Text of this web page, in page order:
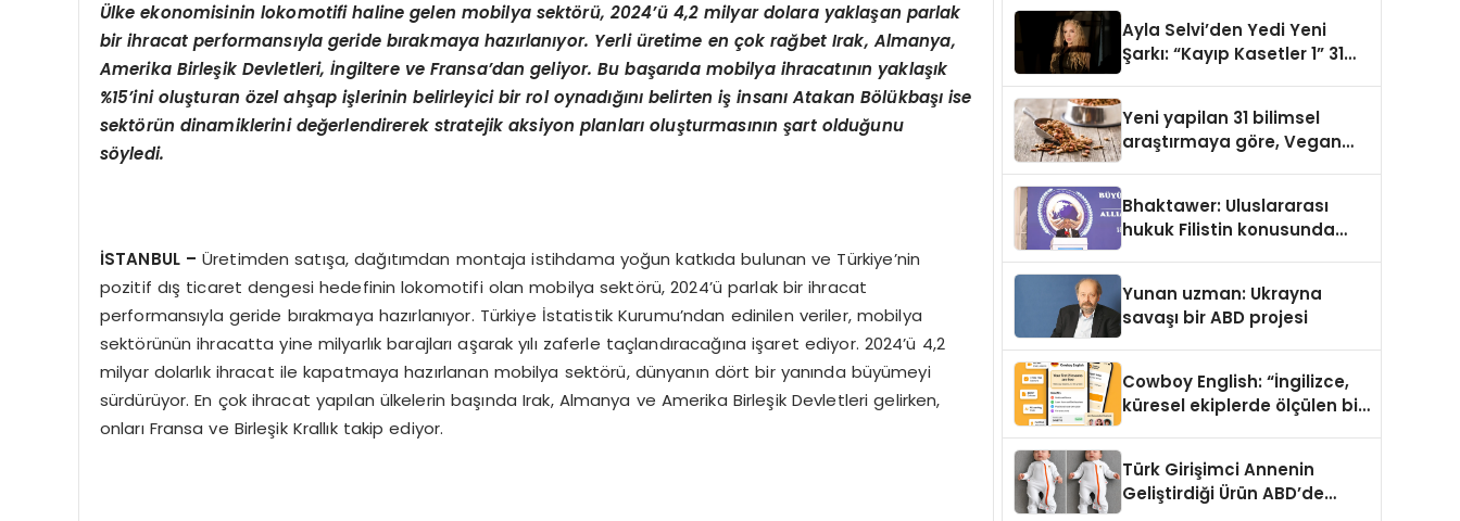
Ülke ekonomisinin lokomotifi haline gelen mobilya sektörü, 2024’ü 4,2 milyar dolara yaklaşan parlak
bir ihracat performansıyla geride bırakmaya hazırlanıyor. Yerli üretime en çok rağbet Irak, Almanya,
Amerika Birleşik Devletleri, İngiltere ve Fransa’dan geliyor. Bu başarıda mobilya ihracatının yaklaşık
%15’ini oluşturan özel ahşap işlerinin belirleyici bir rol oynadığını belirten iş insanı Atakan Bölükbaşı ise
sektörün dinamiklerini değerlendirerek stratejik aksiyon planları oluşturmasının şart olduğunu
söyledi.
İSTANBUL – Üretimden satışa, dağıtımdan montaja istihdama yoğun katkıda bulunan ve Türkiye’nin
pozitif dış ticaret dengesi hedefinin lokomotifi olan mobilya sektörü, 2024’ü parlak bir ihracat
performansıyla geride bırakmaya hazırlanıyor. Türkiye İstatistik Kurumu’ndan edinilen veriler, mobilya
sektörünün ihracatta yine milyarlık barajları aşarak yılı zaferle taçlandıracağına işaret ediyor. 2024’ü 4,2
milyar dolarlık ihracat ile kapatmaya hazırlanan mobilya sektörü, dünyanın dört bir yanında büyümeyi
sürdürüyor. En çok ihracat yapılan ülkelerin başında Irak, Almanya ve Amerika Birleşik Devletleri gelirken,
onları Fransa ve Birleşik Krallık takip ediyor.
Ayla Selvi’den Yedi Yeni
Şarkı: “Kayıp Kasetler 1” 31
Yeni yapilan 31 bilimsel
araştırmaya göre, Vegan
Sindirildiğini Ortaya Koydu
Bhaktawer: Uluslararası
hukuk Filistin konusunda
Yunan uzman: Ukrayna
savaşı bir ABD projesi
Cowboy English: “İngilizce,
küresel ekiplerde ölçülen bir
Türk Girişimci Annenin
Geliştirdiği Ürün ABD’de